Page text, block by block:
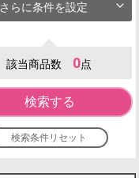
さらに条件を設定
該当商品数 0点
検索する
検索条件リセット